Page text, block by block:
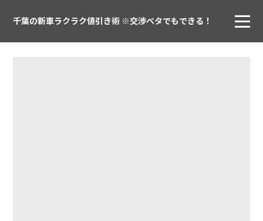
千葉の新車ラクラク値引き術 ※交渉ベタでもできる！